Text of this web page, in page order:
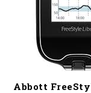
Abbott